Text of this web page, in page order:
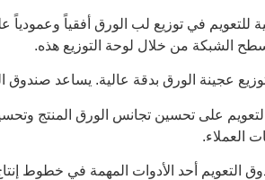
للتعويم في توزيع لب الورق أفقياً
الشبكة من خلال لوحة التوزيع هذه.
توزيع عجينة الورق بدقة عالية. يساعد
على تحسين تجانس الورق المنتج
العملاء.
التعويم أحد الأدوات المهمة في خطوط